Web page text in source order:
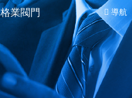
格業閥門 導航